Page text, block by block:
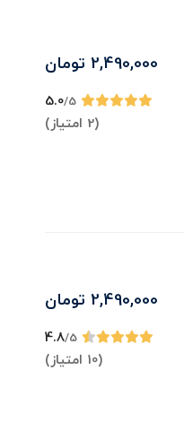
2,490,000 تومان
5.0/5
(2 امتیاز)
2,490,000 تومان
4.8/5
(10 امتیاز)